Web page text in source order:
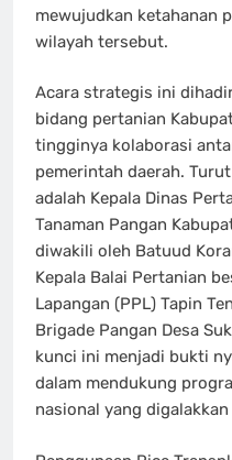
mewujudkan ketahanan
wilayah tersebut.
Acara strategis ini
bidang pertanian
tingginya kolaborasi
pemerintah daerah.
adalah Kepala Dinas
Tanaman Pangan
diwakili oleh Batuud
Kepala Balai Pertanian
Lapangan (PPL) Tapin
Brigade Pangan Desa
kunci ini menjadi bukti
dalam mendukung
nasional yang